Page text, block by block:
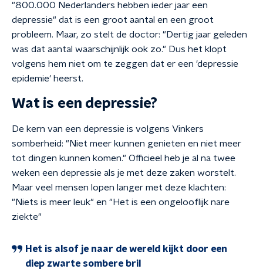
"800.000 Nederlanders hebben ieder jaar een
depressie" dat is een groot aantal en een groot
probleem. Maar, zo stelt de doctor: "Dertig jaar geleden
was dat aantal waarschijnlijk ook zo." Dus het klopt
volgens hem niet om te zeggen dat er een 'depressie
epidemie' heerst.
Wat is een depressie?
De kern van een depressie is volgens Vinkers
somberheid: "Niet meer kunnen genieten en niet meer
tot dingen kunnen komen." Officieel heb je al na twee
weken een depressie als je met deze zaken worstelt.
Maar veel mensen lopen langer met deze klachten:
"Niets is meer leuk" en "Het is een ongelooflijk nare
ziekte"
Het is alsof je naar de wereld kijkt door een
diep zwarte sombere bril